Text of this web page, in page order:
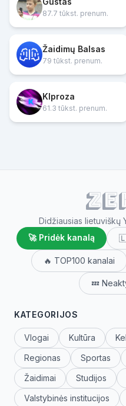
87.7 tūkst. prenum.
Žaidimų Balsas
79 tūkst. prenum.
Klproza
61.3 tūkst. prenum.
Didžiausias lietuviškų
🚀 Pridėk kanalą
🔥 TOP100 kanalai
💤
KATEGORIJOS
Vlogai Kultūra
Regionas
Sportas
Žaidimai
Studijos
Valstybinės institucijos